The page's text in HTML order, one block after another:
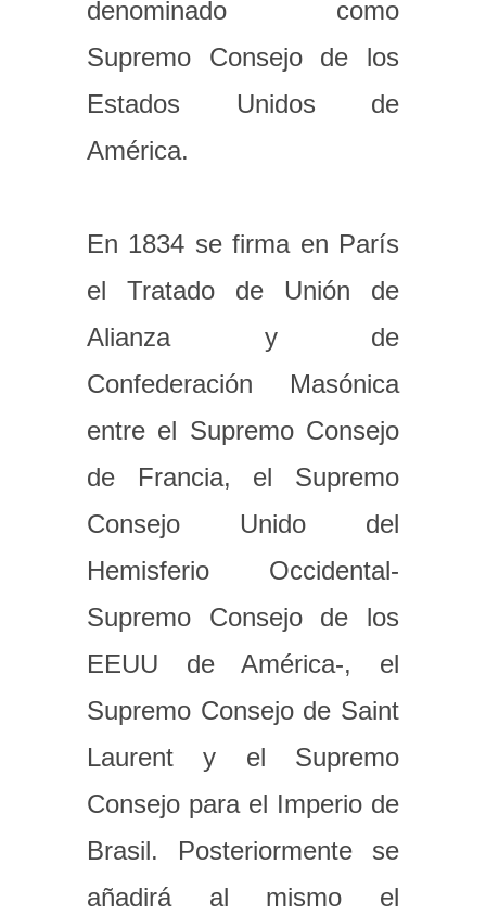
denominado como
Supremo Consejo de los
Estados Unidos de
América.
En 1834 se firma en París
el Tratado de Unión de
Alianza y de
Confederación Masónica
entre el Supremo Consejo
de Francia, el Supremo
Consejo Unido del
Hemisferio Occidental-
Supremo Consejo de los
EEUU de América-, el
Supremo Consejo de Saint
Laurent y el Supremo
Consejo para el Imperio de
Brasil. Posteriormente se
añadirá al mismo el